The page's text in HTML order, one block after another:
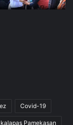
Covid-19
kalapas Pamekasan